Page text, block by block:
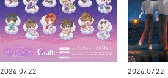
2026.07.22 2026.07.22